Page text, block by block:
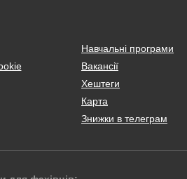
Навчальні програми
Вакансії
Хештеги
Карта
Знижки в телеграм